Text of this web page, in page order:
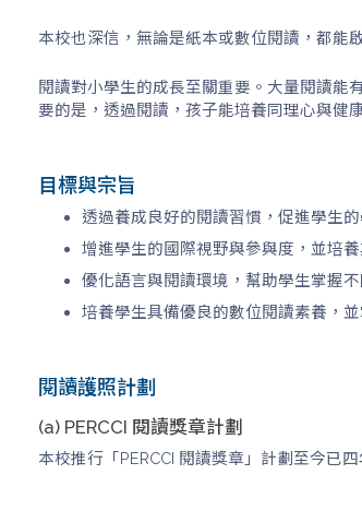
本校也深信，無論是紙本或數位閱讀，都能
閱讀對小學生的成長至關重要。大量閱讀能
要的是，透過閱讀，孩子能培養同理心與健
目標與宗旨
透過養成良好的閱讀習慣，促進學生
增進學生的國際視野與參與度，並培養
優化語言與閱讀環境，幫助學生掌握
培養學生具備優良的數位閱讀素養，
閱讀護照計劃
(a) PERCCI 閱讀獎章計劃
本校推行「PERCCI 閱讀獎章」計劃至今已